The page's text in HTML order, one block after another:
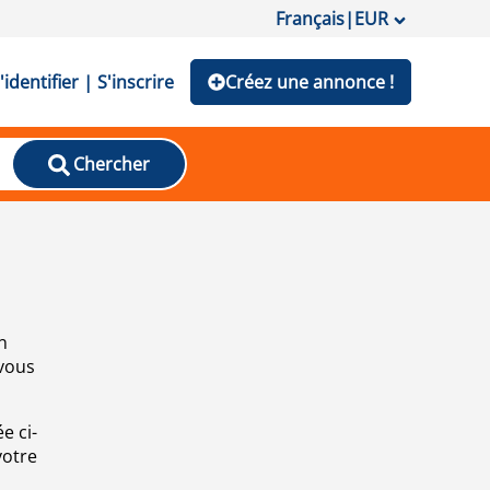
Français|EUR
| S'inscrire Créez une annonce !
Chercher
ci-